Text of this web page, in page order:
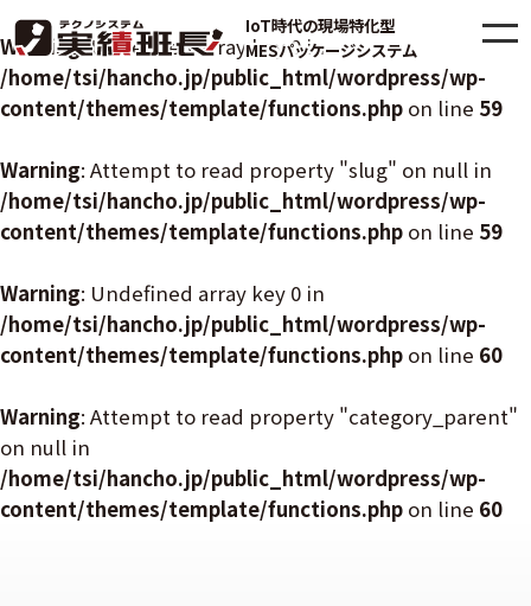
Warning: Undefined array key 0 in
/home/tsi/hancho.jp/public_html/wordpress/wp-
content/themes/template/functions.php on line 59
Warning: Attempt to read property "slug" on null in
/home/tsi/hancho.jp/public_html/wordpress/wp-
content/themes/template/functions.php on line 59
Warning: Undefined array key 0 in
/home/tsi/hancho.jp/public_html/wordpress/wp-
content/themes/template/functions.php on line 60
Warning: Attempt to read property "category_parent"
on null in
/home/tsi/hancho.jp/public_html/wordpress/wp-
content/themes/template/functions.php on line 60
IoT時代の現場特化型
MESパッケージシステム